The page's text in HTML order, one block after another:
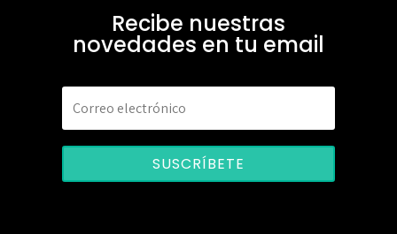
Recibe nuestras
novedades en tu email
SUSCRÍBETE